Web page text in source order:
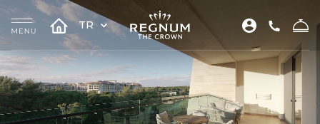
TR